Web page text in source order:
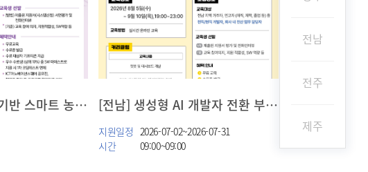
[전남] 생성형 AI 기반 스마트 농업 통합 서비스 개발 [전남] 생성형 AI 개발자 전환 부트캠프
지원일정 2026-07-02~2026-07-31
시간
09:00~09:00
전남
전주
제주